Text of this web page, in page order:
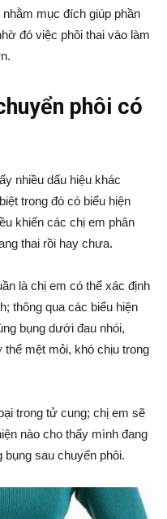
mục đích giúp phần
đó việc phôi thai vào làm
phôi có
nhiều dấu hiệu khác
trong đó có biểu hiện
khiến các chị em phân
thai rồi hay chưa.
là chị em có thể xác định
thông qua các biểu hiện
bụng dưới đau nhói,
mệt mỏi, khó chịu trong
trong tử cung; chị em sẽ
nào cho thấy mình đang
sau chuyển phôi.